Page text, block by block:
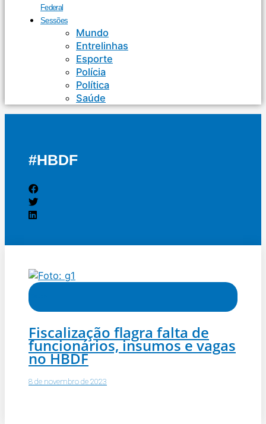
Federal
Sessões
Mundo
Entrelinhas
Esporte
Polícia
Política
Saúde
#HBDF
Fiscalização flagra falta de
funcionários, insumos e vagas
no HBDF
8 de novembro de 2023